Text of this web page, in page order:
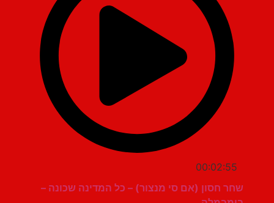
00:02:55
שחר חסון (אם סי מנצור) – כל המדינה שכונה –